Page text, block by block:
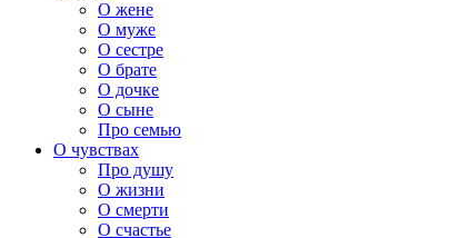
О жене
О муже
О сестре
О брате
О дочке
О сыне
Про семью
О чувствах
Про душу
О жизни
О смерти
О счастье